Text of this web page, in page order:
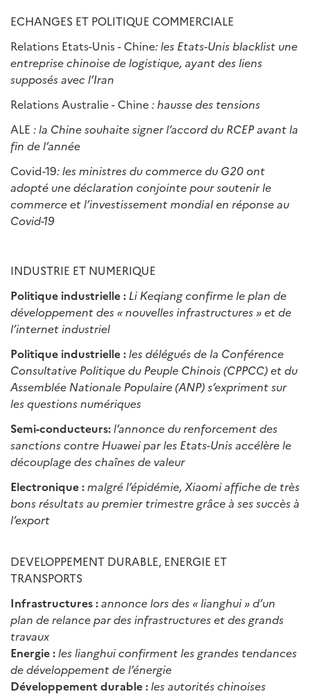
ECHANGES ET POLITIQUE COMMERCIALE
Relations Etats-Unis - Chine: les Etats-Unis blacklist une
entreprise chinoise de logistique, ayant des liens
supposés avec l’Iran
Relations Australie - Chine: hausse des tensions
ALE : la Chine souhaite signer l’accord du RCEP avant la
fin de l’année
Covid-19: les ministres du commerce du G20 ont
adopté une déclaration conjointe pour soutenir le
commerce et l’investissement mondial en réponse au
Covid-19
INDUSTRIE ET NUMERIQUE
Politique industrielle : Li Keqiang confirme le plan de
développement des « nouvelles infrastructures » et de
l’internet industriel
Politique industrielle : les délégués de la Conférence
Consultative Politique du Peuple Chinois (CPPCC) et du
Assemblée Nationale Populaire (ANP) s’expriment sur
les questions numériques
Semi-conducteurs: l’annonce du renforcement des
sanctions contre Huawei par les Etats-Unis accélère le
découplage des chaînes de valeur
Electronique : malgré l’épidémie, Xiaomi affiche de très
bons résultats au premier trimestre grâce à ses succès à
l’export
DEVELOPPEMENT DURABLE, ENERGIE ET
TRANSPORTS
Infrastructures :annonce lors des « lianghui » d’un
plan de relance par des infrastructures et des grands
travaux
Energie : les lianghui confirment les grandes tendances
de développement de l’énergie
Développement durable : les autorités chinoises